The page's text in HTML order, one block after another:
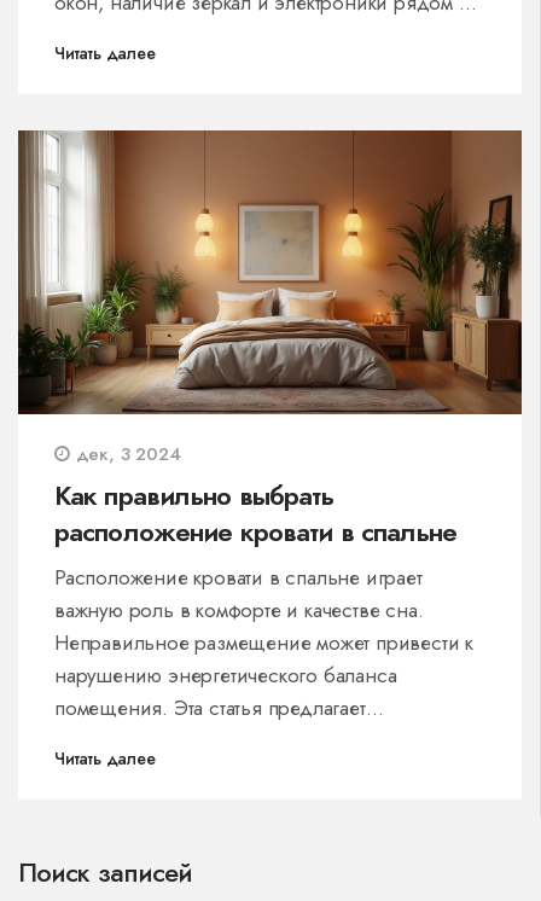
благоприятную атмосферу для отдыха. Эти
пространство спальни для лучшего сна.
Читать далее
дек, 3 2024
Как правильно выбрать
расположение кровати в спальне
Расположение кровати в спальне играет
важную роль в комфорте и качестве сна.
Неправильное размещение может привести к
нарушению энергетического баланса
помещения. Эта статья предлагает
том, как не стоит ставить кровать. Узнайте, как
Читать далее
Поиск записей